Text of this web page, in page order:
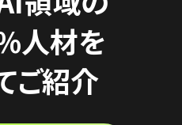
人材を
ご紹介